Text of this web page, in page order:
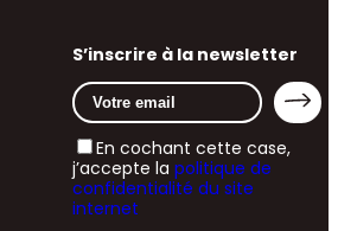
S’inscrire à la newsletter
En cochant cette case,
j’accepte la politique de
confidentialité du site
internet